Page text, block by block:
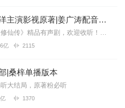
0
每一个细节里，哪怕是不起眼的小
的故事
凡人修仙传|杨洋主演影视原著|姜广涛配音多播版本
忘语原著，《凡人修仙传》精品有声剧，欢迎收听！即日起，购买【喜马拉雅X哔哩哔哩】联合会员，即送《凡人修仙传》系列IP卡牌10连抽！快点击下方购买吧↓↓【喜马...
亿 2115
|桑梓单播版本
大结局，原著粉必听
1370